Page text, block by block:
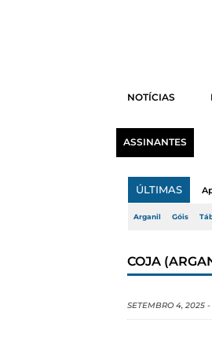
NOTÍCIAS
ASSINANTES
ÚLTIMAS
Arganil Góis
COJA
SETEMBRO 4, 2025 -